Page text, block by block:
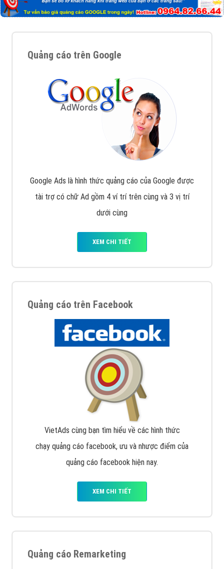
Quảng cáo trên Google
Google Ads là hình thức quảng cáo của Google được
tài trợ có chữ Ad gồm 4 ví trí trên cùng và 3 vị trí
dưới cùng
XEM CHI TIẾT
Quảng cáo trên Facebook
VietAds cùng bạn tìm hiểu về các hình thức
chạy quảng cáo facebook, ưu và nhược điểm của
quảng cáo facebook hiện nay.
XEM CHI TIẾT
Quảng cáo Remarketing